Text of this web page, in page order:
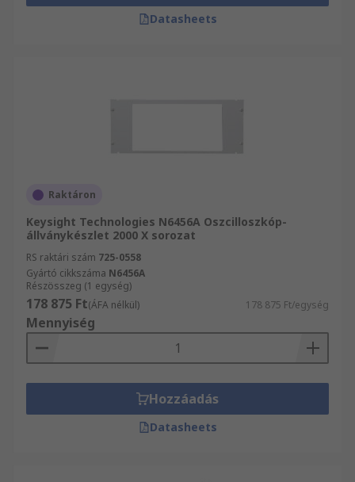
Datasheets
Raktáron
Keysight Technologies N6456A Oszcilloszkóp-
állványkészlet 2000 X sorozat
RS raktári szám 725-0558
Gyártó cikkszáma N6456A
Részösszeg (1 egység)
178 875 Ft(ÁFA nélkül) 178 875 Ft/egység
Mennyiség
Hozzáadás
Datasheets